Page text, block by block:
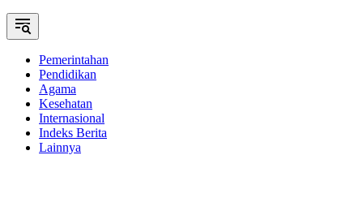
Pemerintahan
Pendidikan
Agama
Kesehatan
Internasional
Indeks Berita
Lainnya